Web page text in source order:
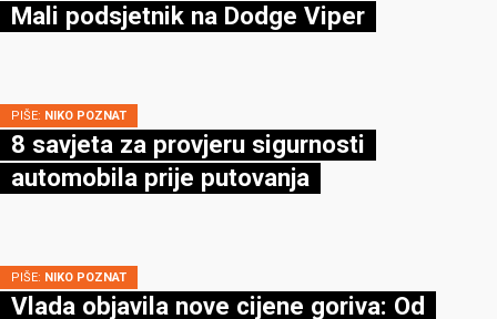
Mali podsjetnik na Dodge Viper
PIŠE: NIKO POZNAT
8 savjeta za provjeru sigurnosti
automobila prije putovanja
PIŠE: NIKO POZNAT
Vlada objavila nove cijene goriva: Od